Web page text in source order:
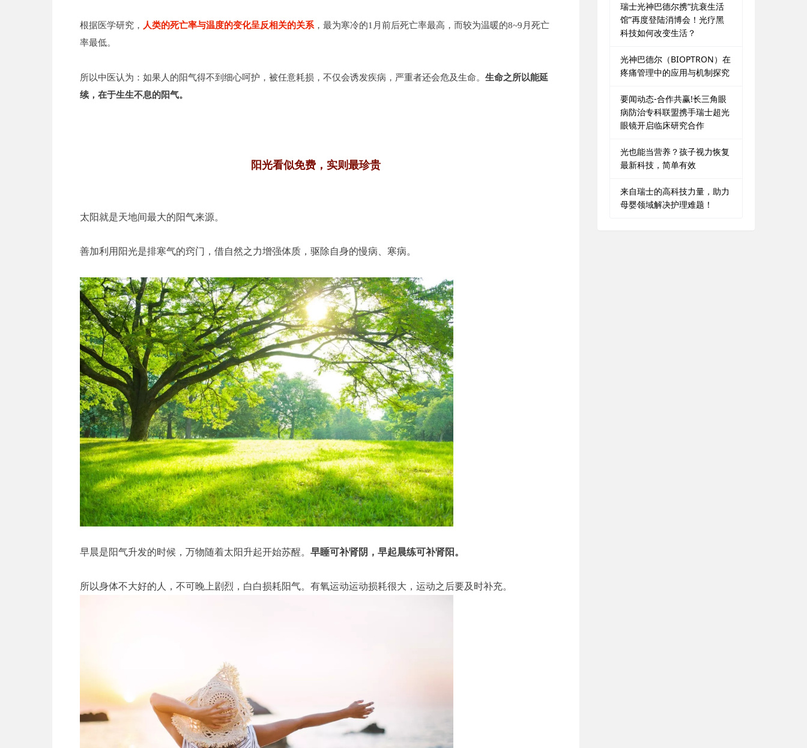
根据医学研究， 人类的死亡率与温度的变化呈反相关的关系 ，最为寒冷的1月前后死亡率最高，而较为温暖的8~9月死亡
率最低。
所以中医认为：如果人的阳气得不到细心呵护，被任意耗损，不仅会诱发疾病，严重者还会危及生命。 生命之所以能延
续，在于生生不息的阳气。
阳光看似免费，实则最珍贵
太阳就是天地间最大的阳气来源。
善加利用阳光是排寒气的窍门，借自然之力增强体质，驱除自身的慢病、寒病。
早晨是阳气升发的时候，万物随着太阳升起开始苏醒。 早睡可补肾阴，早起晨练可补肾阳。
所以身体不大好的人，不可晚上剧烈，白白损耗阳气。有氧运动运动损耗很大，运动之后要及时补充。
瑞士光神巴德尔携“抗衰生活
馆”再度登陆消博会！光疗黑
科技如何改变生活？
光神巴德尔（BIOPTRON）在
疼痛管理中的应用与机制探究
要闻动态-合作共赢!长三角眼
病防治专科联盟携手瑞士超光
眼镜开启临床研究合作
光也能当营养？孩子视力恢复
最新科技，简单有效
来自瑞士的高科技力量，助力
母婴领域解决护理难题！